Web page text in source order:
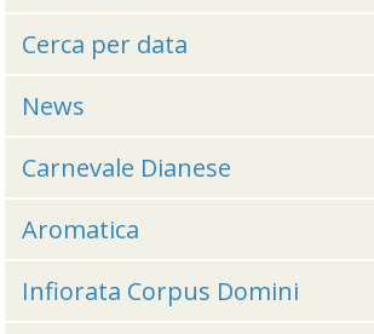
Cerca per data
News
Carnevale Dianese
Aromatica
Infiorata Corpus Domini